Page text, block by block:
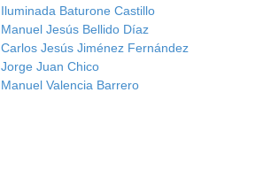
Iluminada Baturone Castillo
Manuel Jesús Bellido Díaz
Carlos Jesús Jiménez Fernández
Jorge Juan Chico
Manuel Valencia Barrero